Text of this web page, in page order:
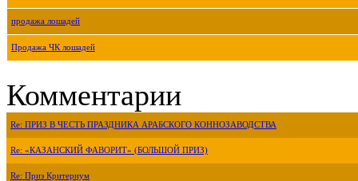
продажа лошадей
Продажа ЧК лошадей
Комментарии
Re: ПРИЗ В ЧЕСТЬ ПРАЗДНИКА АРАБСКОГО КОННОЗАВОДСТВА
Re: «КАЗАНСКИЙ ФАВОРИТ» (БОЛЬШОЙ ПРИЗ)
Re: Приз Критериум